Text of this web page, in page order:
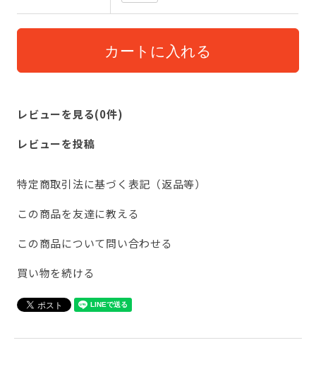
レビューを見る(0件)
レビューを投稿
特定商取引法に基づく表記（返品等）
この商品を友達に教える
この商品について問い合わせる
買い物を続ける